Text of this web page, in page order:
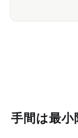
手間は最小